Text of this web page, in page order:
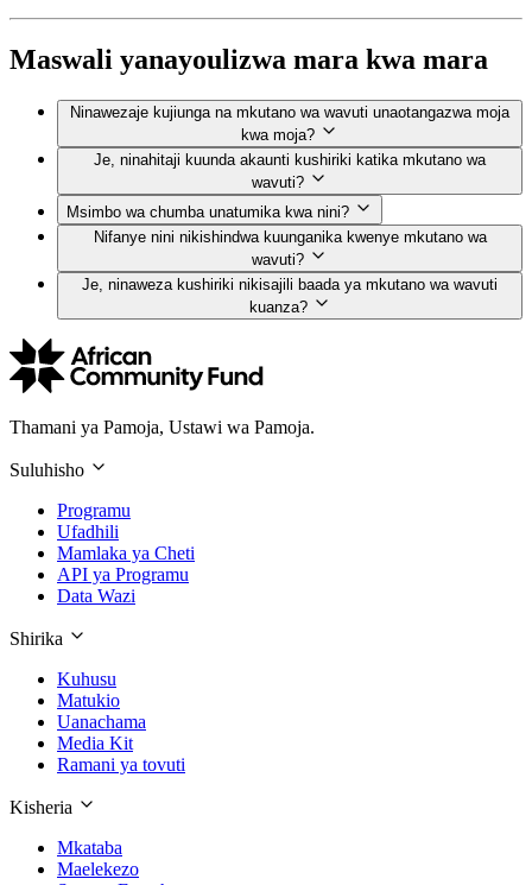
Maswali yanayoulizwa mara kwa mara
Ninawezaje kujiunga na mkutano wa wavuti unaotangazwa moja
kwa moja?
Je, ninahitaji kuunda akaunti kushiriki katika mkutano wa
wavuti?
Msimbo wa chumba unatumika kwa nini?
Nifanye nini nikishindwa kuunganika kwenye mkutano wa
wavuti?
Je, ninaweza kushiriki nikisajili baada ya mkutano wa wavuti
kuanza?
Thamani ya Pamoja, Ustawi wa Pamoja.
Suluhisho
Programu
Ufadhili
Mamlaka ya Cheti
API ya Programu
Data Wazi
Shirika
Kuhusu
Matukio
Uanachama
Media Kit
Ramani ya tovuti
Kisheria
Mkataba
Maelekezo